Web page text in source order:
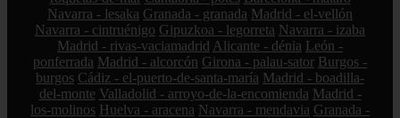
Navarra - lesaka Granada - granada Madrid - el-vellón
Navarra - cintruénigo Gipuzkoa - legorreta Navarra - izaba
Madrid - rivas-vaciamadrid Alicante - dénia León -
ponferrada Madrid - alcorcón Girona - palau-sator Burgos -
burgos Cádiz - el-puerto-de-santa-maría Madrid - boadilla-
del-monte Valladolid - arroyo-de-la-encomienda Madrid -
los-molinos Huelva - aracena Navarra - mendavia Granada -